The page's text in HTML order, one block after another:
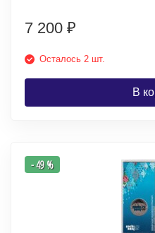
7 200 ₽
Осталось 2 шт.
В
- 49 %